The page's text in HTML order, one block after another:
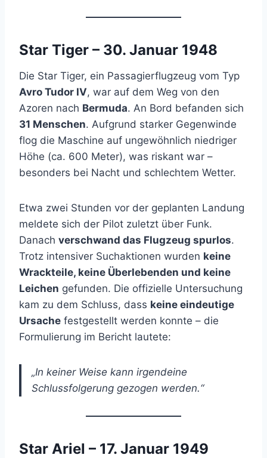
Star Tiger – 30. Januar 1948
Die Star Tiger, ein Passagierflugzeug vom Typ
Avro Tudor IV, war auf dem Weg von den
Azoren nach Bermuda. An Bord befanden sich
31 Menschen. Aufgrund starker Gegenwinde
flog die Maschine auf ungewöhnlich niedriger
Höhe (ca. 600 Meter), was riskant war –
besonders bei Nacht und schlechtem Wetter.
Etwa zwei Stunden vor der geplanten Landung
meldete sich der Pilot zuletzt über Funk.
Danach verschwand das Flugzeug spurlos.
Trotz intensiver Suchaktionen wurden keine
Wrackteile, keine Überlebenden und keine
Leichen gefunden. Die offizielle Untersuchung
kam zu dem Schluss, dass keine eindeutige
Ursache festgestellt werden konnte – die
Formulierung im Bericht lautete:
„In keiner Weise kann irgendeine
Schlussfolgerung gezogen werden.“
Star Ariel – 17. Januar 1949